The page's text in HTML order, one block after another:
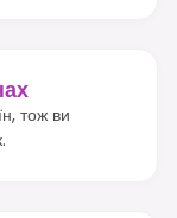
тож ви